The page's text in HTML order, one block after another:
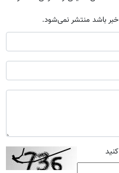
خبر باشد منتشر نمی‌شود.